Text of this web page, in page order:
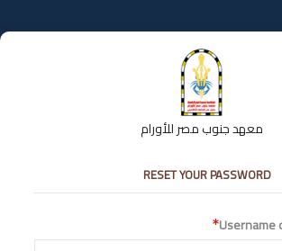
معهد جنوب مصر للأورام
RESET YOUR PASSWORD
Username